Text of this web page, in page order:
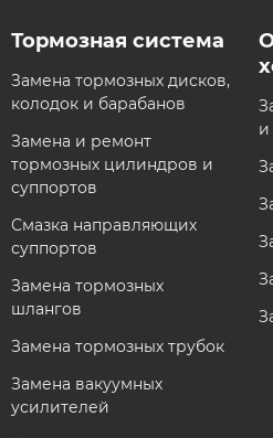
Тормозная система​
Замена тормозных дисков,
колодок и барабанов
Замена и ремонт
тормозных цилиндров и
суппортов
Смазка направляющих
суппортов
Замена тормозных
шлангов
Замена тормозных трубок
Замена вакуумных
усилителей
и